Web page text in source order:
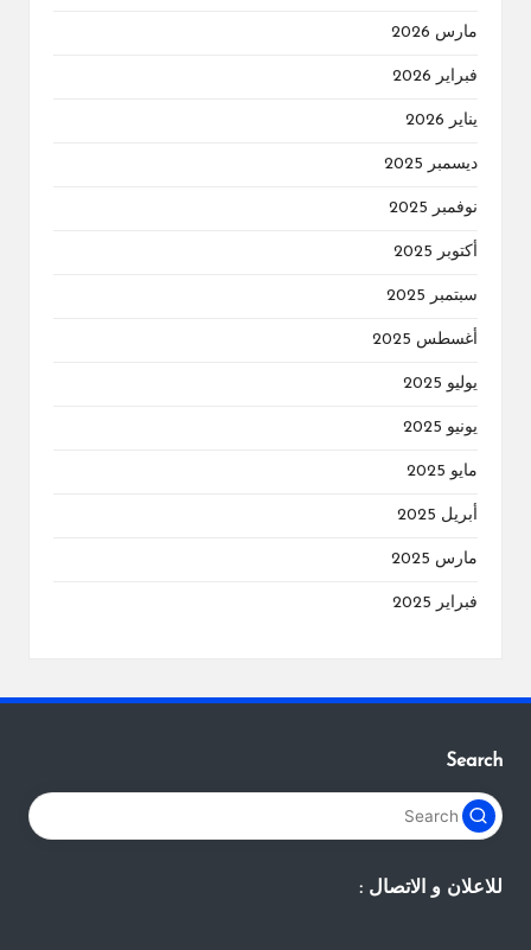
مارس 2026
فبراير 2026
يناير 2026
ديسمبر 2025
نوفمبر 2025
أكتوبر 2025
سبتمبر 2025
أغسطس 2025
يوليو 2025
يونيو 2025
مايو 2025
أبريل 2025
مارس 2025
فبراير 2025
Search
للاعلان و الاتصال :